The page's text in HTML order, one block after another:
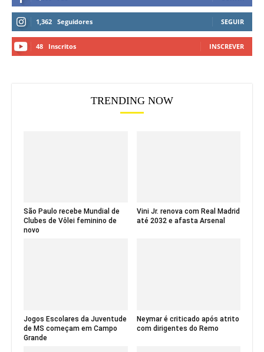
1,362 Seguidores SEGUIR
48 Inscritos INSCREVER
TRENDING NOW
São Paulo recebe Mundial de
Clubes de Vôlei feminino de
novo
Vini Jr. renova com Real Madrid
até 2032 e afasta Arsenal
Jogos Escolares da Juventude
de MS começam em Campo
Grande
Neymar é criticado após atrito
com dirigentes do Remo